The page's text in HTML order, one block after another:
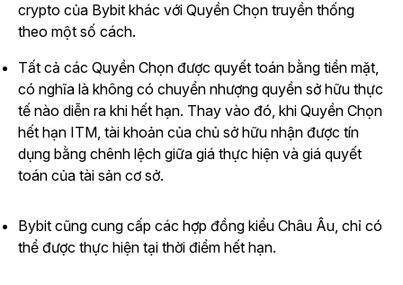
crypto của Bybit khác với Quyền Chọn truyền thống
theo một số cách.
Tất cả các Quyền Chọn được quyết toán bằng tiền mặt,
có nghĩa là không có chuyển nhượng quyền sở hữu thực
tế nào diễn ra khi hết hạn. Thay vào đó, khi Quyền Chọn
hết hạn ITM, tài khoản của chủ sở hữu nhận được tín
dụng bằng chênh lệch giữa giá thực hiện và giá quyết
toán của tài sản cơ sở.
Bybit cũng cung cấp các hợp đồng kiểu Châu Âu, chỉ có
thể được thực hiện tại thời điểm hết hạn.